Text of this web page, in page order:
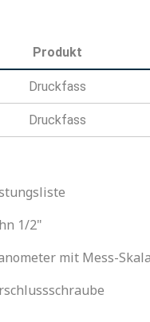
Produkt
Druckfass
Druckfass
1/2"
mit Mess-